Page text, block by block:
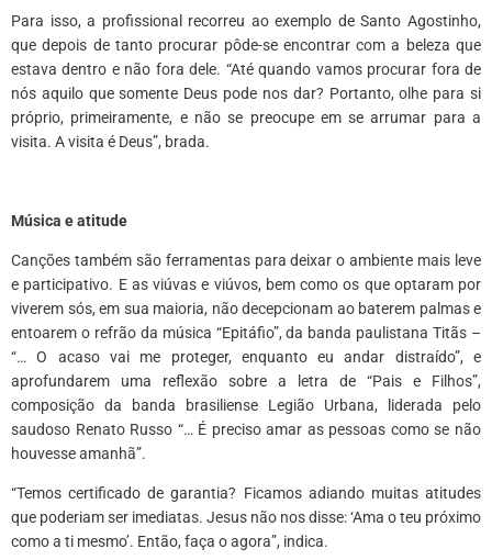
Para isso, a profissional recorreu ao exemplo de Santo Agostinho,
que depois de tanto procurar pôde-se encontrar com a beleza que
estava dentro e não fora dele. “Até quando vamos procurar fora de
nós aquilo que somente Deus pode nos dar? Portanto, olhe para si
próprio, primeiramente, e não se preocupe em se arrumar para a
visita. A visita é Deus”, brada.
Música e atitude
Canções também são ferramentas para deixar o ambiente mais leve
e participativo. E as viúvas e viúvos, bem como os que optaram por
viverem sós, em sua maioria, não decepcionam ao baterem palmas e
entoarem o refrão da música “Epitáfio”, da banda paulistana Titãs –
“… O acaso vai me proteger, enquanto eu andar distraído”, e
aprofundarem uma reflexão sobre a letra de “Pais e Filhos”,
composição da banda brasiliense Legião Urbana, liderada pelo
saudoso Renato Russo “… É preciso amar as pessoas como se não
houvesse amanhã”.
“Temos certificado de garantia? Ficamos adiando muitas atitudes
que poderiam ser imediatas. Jesus não nos disse: ‘Ama o teu próximo
como a ti mesmo’. Então, faça o agora”, indica.